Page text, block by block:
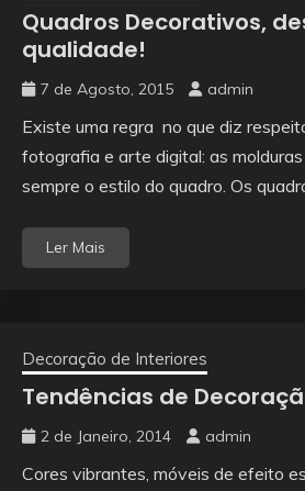
Quadros Decorativos,
qualidade!
7 de Agosto, 2015 admin
Existe uma regra no que diz
fotografia e arte digital: as
sempre o estilo do quadro. Os
Ler Mais
Decoração de Interiores
Tendências de
2 de Janeiro, 2014 admin
Cores vibrantes, móveis de efeito